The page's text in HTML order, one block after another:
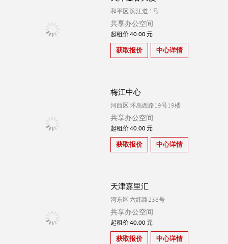
和平区 滨江道 1号
共享办公空间
起租价 40.00 元
获取报价 中心详情
梅江中心
河西区 环岛西路19号19楼
共享办公空间
起租价 40.00 元
获取报价 中心详情
天津嘉里汇
河东区 六纬路238号
共享办公空间
起租价 40.00 元
获取报价 中心详情